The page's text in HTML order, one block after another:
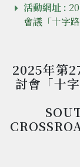
活動網址 :
會議「十字
2025年第
討會「十